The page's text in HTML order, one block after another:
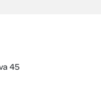
45